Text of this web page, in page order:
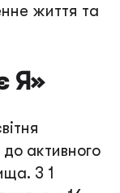
життя та
Я»
активного
З 1